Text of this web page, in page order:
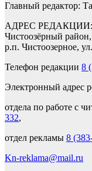
Главный редактор:
АДРЕС РЕДАКЦИИ:
Чистоозёрный район,
р.п. Чистоозерное,
Телефон редакции 8
Электронный адрес
отдела по работе с
332,
отдел рекламы 8
Kn-reklama@mail.ru